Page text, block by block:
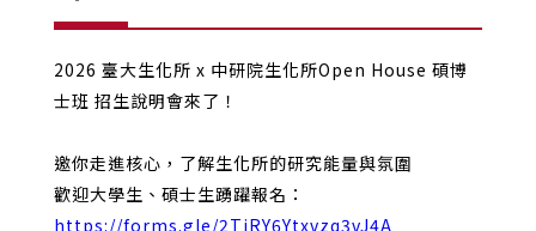
2026 臺大生化所 x 中研院生化所Open House 碩博
士班 招生說明會來了 ！
邀你走進核心，了解生化所的研究能量與氛圍
歡迎大學生、碩士生踴躍報名：
https://forms.gle/2TjRY6Ytxvzq3vJ4A